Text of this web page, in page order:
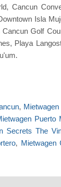
Cancun
Isla
Golf
Playa
,
Puerto
Secrets The
, Mietwagen